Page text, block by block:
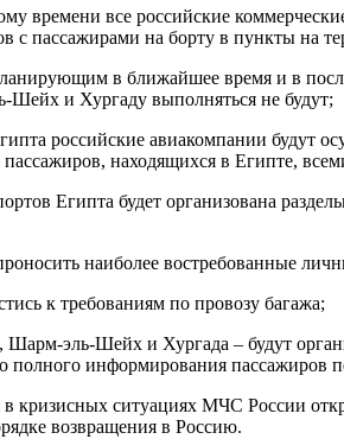
времени все российские
с пассажирами на борту в пункты на
в ближайшее время и в
и Хургаду выполняться не будут;
российские авиакомпании будут
пассажиров, находящихся в Египте,
Египта будет организована
наиболее востребованные
к требованиям по провозу багажа;
эль-Шейх и Хургада – будут
полного информирования пассажиров
кризисных ситуациях МЧС России
возвращения в Россию.